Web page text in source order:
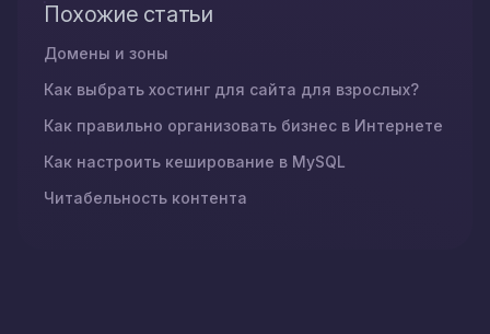
Похожие статьи
Домены и зоны
Как выбрать хостинг для сайта для взрослых?
Как правильно организовать бизнес в Интернете
Как настроить кеширование в MySQL
Читабельность контента